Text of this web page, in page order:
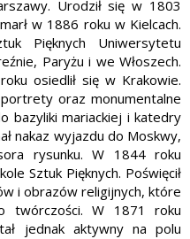
Urodził się w 1803
w 1886 roku w Kielcach.
Pięknych Uniwersytetu
Paryżu i we Włoszech.
osiedlił się w Krakowie.
oraz monumentalne
bazyliki mariackiej i katedry
nakaz wyjazdu do Moskwy,
rysunku. W 1844 roku
Sztuk Pięknych. Poświęcił
i obrazów religijnych, które
twórczości. W 1871 roku
jednak aktywny na polu